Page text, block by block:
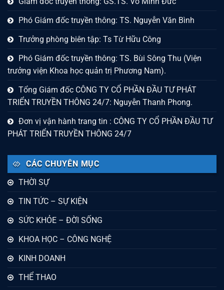
Phó Giám đốc truyền thông: TS. Nguyễn Văn Bình
Trưởng phòng biên tập: Ts Từ Hữu Công
Phó Giám đốc truyền thông: TS. Bùi Sông Thu (Viện
trưởng viện Khoa học quản trị Phương Nam).
Tổng Giám đốc CÔNG TY CỔ PHẦN ĐẦU TƯ PHÁT
TRIỂN TRUYỀN THÔNG 24/7: Nguyễn Thanh Phong.
Đơn vị vận hành trang tin : CÔNG TY CỔ PHẦN ĐẦU TƯ
PHÁT TRIỂN TRUYỀN THÔNG 24/7
CÁC CHUYÊN MỤC
THỜI SỰ
TIN TỨC – SỰ KIỆN
SỨC KHỎE – ĐỜI SỐNG
KHOA HỌC – CÔNG NGHỆ
KINH DOANH
THỂ THAO